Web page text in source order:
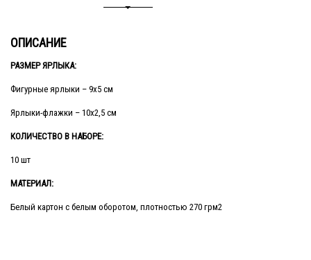
ОПИСАНИЕ
РАЗМЕР ЯРЛЫКА:
Фигурные ярлыки – 9х5 см
Ярлыки-флажки – 10х2,5 см
КОЛИЧЕСТВО В НАБОРЕ:
10 шт
МАТЕРИАЛ:
Белый картон с белым оборотом, плотностью 270 грм2